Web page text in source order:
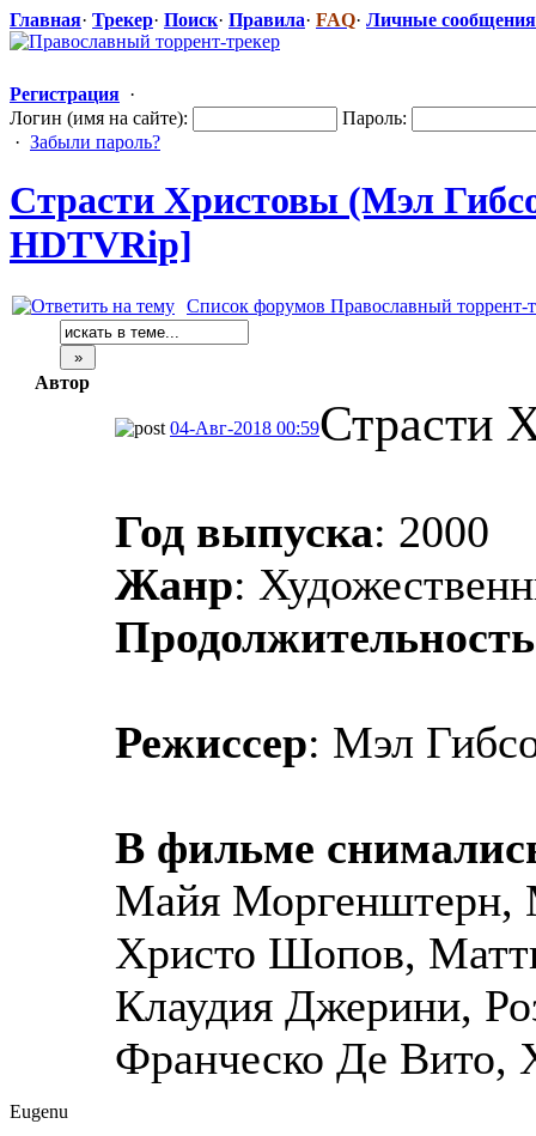
Главная· Трекер· Поиск· Правила· FAQ· Личные сообщения
Регистрация ·
Логин (имя на сайте):
Пароль:
· Забыли пароль?
Страсти Христовы (Мэл
HDTVRip]
Список форумов Православный торрент-
Автор
Eugenu
04-Авг-2018 00:59Страсти
Год выпуска: 2000
Жанр:
Продолжительность
Режиссер: Мэл
В фильме
Майя Моргенштерн,
Христо Шопов,
Клаудия Джерини,
Франческо Де Вито,